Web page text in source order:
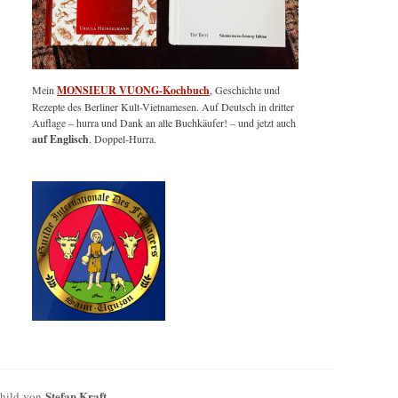
Mein MONSIEUR VUONG-Kochbuch , Geschichte und
Rezepte des Berliner Kult-Vietnamesen. Auf Deutsch in dritter
Auflage – hurra und Dank an alle Buchkäufer! – und jetzt auch
auf Englisch. Doppel-Hurra.